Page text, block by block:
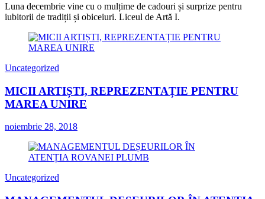
Luna decembrie vine cu o mulțime de cadouri și surprize pentru
iubitorii de tradiții și obiceiuri. Liceul de Artă I.
Uncategorized
MICII ARTIȘTI, REPREZENTAȚIE PENTRU
MAREA UNIRE
noiembrie 28, 2018
Uncategorized